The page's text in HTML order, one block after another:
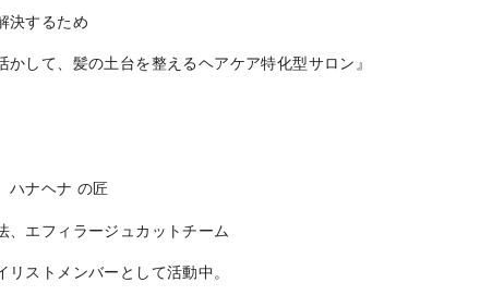
決するため
かして、髪の土台を整えるヘアケア特化型サロン』
ハナヘナ の匠
、エフィラージュカットチーム
リストメンバーとして活動中。